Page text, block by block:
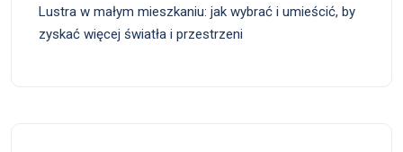
Lustra w małym mieszkaniu: jak wybrać i umieścić, by
zyskać więcej światła i przestrzeni